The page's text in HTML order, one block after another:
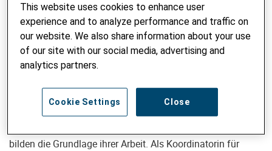
Südostasien. Seitdem hat sie Projekte in Afrika,
Lateinamerika und Osteuropa unterstützt. Mit ihrem
Studium der Sozialwissenschaften (BA) und der Pädagogik
hat sie stets grossen Wert auf die Stärkung von
Bürgerinnen und Bürgern, Frauen und Jugendlichen gelegt
und ebenso unterstützende Beratungsdienste angeboten.
Ihr Erfahrungsschatz besticht durch fachspezifisches
Wissen zu Genderthemen und guter Regierungsführung.
bilden die Grundlage ihrer Arbeit. Als Koordinatorin für
This website uses cookies to enhance user
experience and to analyze performance and traffic on
our website. We also share information about your use
of our site with our social media, advertising and
analytics partners.
Close
Cookie Settings